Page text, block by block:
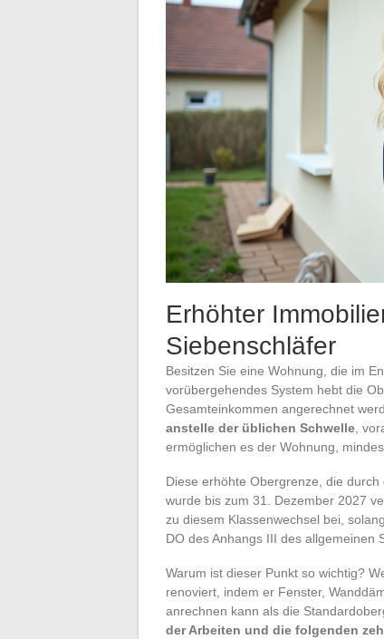
Erhöhter
Siebenschläfer
Besitzen Sie eine Wohnung, die im
vorübergehendes System hebt die
Gesamteinkommen angerechnet
anstelle der üblichen Schwelle ,
ermöglichen es der Wohnung,
Diese erhöhte Obergrenze, die
wurde bis zum 31. Dezember 2027
zu diesem Klassenwechsel bei,
DO des Anhangs III des allgemeinen
Warum ist dieser Punkt so wichtig?
renoviert, indem er Fenster,
anrechnen kann als die
der Arbeiten und die folgenden